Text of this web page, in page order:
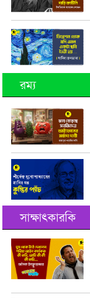
রম্য
সাক্ষাৎকারকি